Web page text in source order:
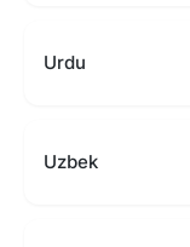
Urdu
Uzbek